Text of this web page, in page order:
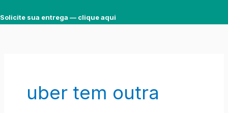
Solicite sua entrega — clique aqui
uber tem outra